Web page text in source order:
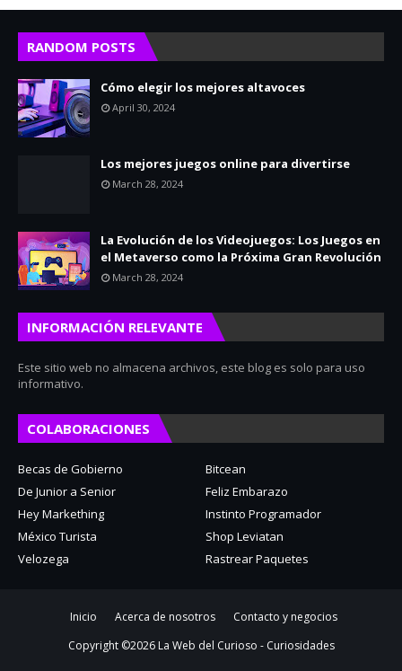
RANDOM POSTS
Cómo elegir los mejores altavoces
April 30, 2024
Los mejores juegos online para divertirse
March 28, 2024
La Evolución de los Videojuegos: Los Juegos en
el Metaverso como la Próxima Gran Revolución
March 28, 2024
INFORMACIÓN RELEVANTE
Este sitio web no almacena archivos, este blog es solo para uso
informativo.
COLABORACIONES
Becas de Gobierno
Bitcean
De Junior a Senior
Feliz Embarazo
Hey Markething
Instinto Programador
México Turista
Shop Leviatan
Velozega
Rastrear Paquetes
Inicio Acerca de nosotros
Contacto y negocios
Copyright ©2026 La Web del Curioso - Curiosidades